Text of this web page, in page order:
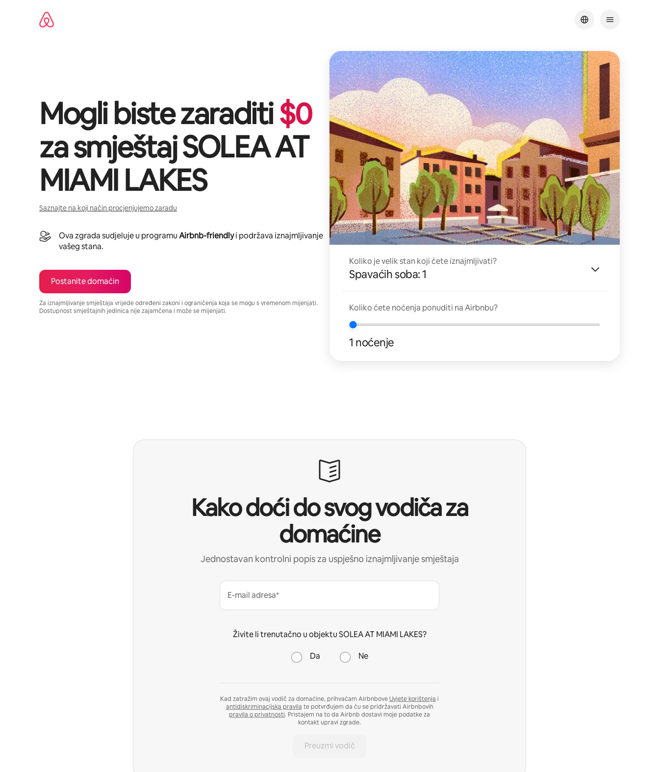
Mogli biste zaraditi$0
za smještajSOLEA AT
MIAMI LAKES
Saznajte na koji način procjenjujemo zaradu
Ova zgrada sudjeluje u programuAirbnb-friendlyi podržava iznajmljivanje
vašeg stana.
Postanite domaćin
Za iznajmljivanje smještaja vrijede određeni zakoni i ograničenja koja se mogu s vremenom mijenjati.
Dostupnost smještajnih jedinica nije zajamčena i može se mijenjati.
Koliko je velik stan koji ćete iznajmljivati?
Spavaćih soba: 1
Koliko ćete noćenja ponuditi na Airbnbu?
1 noćenje
Kako doći do svog vodiča za
domaćine
Jednostavan kontrolni popis za uspješno iznajmljivanje smještaja
E-mail adresa*
Živite li trenutačno u objektu SOLEA AT MIAMI LAKES?
Da Ne
Kad zatražim ovaj vodič za domaćine, prihvaćam AirbnboveUvjete korištenja i
antidiskriminacijska pravila te potvrđujem da ću se pridržavati Airbnbovih
pravila o privatnosti. Pristajem na to da Airbnb dostavi moje podatke za
kontakt upravi zgrade.
Preuzmi vodič